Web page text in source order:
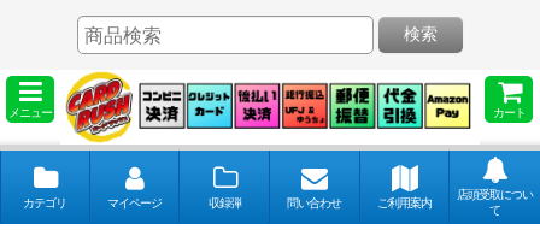
メニュー カート
検索
カテゴリ マイページ 収録弾 問い合わせ ご利用案内
店頭受取につい
て